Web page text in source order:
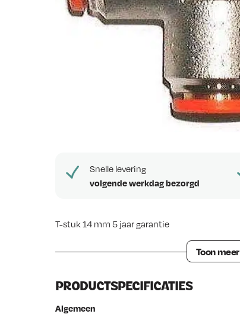
w
s
Snelle levering
volgende werkdag bezorgd
T-stuk 14 mm 5 jaar garantie
Insteekkoppeling T-stuk 14mmToon meer
PRODUCTSPECIFICATIES
Algemeen